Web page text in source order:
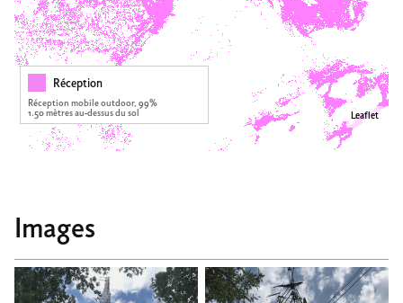
Leaflet
Réception
Réception mobile outdoor, 99%
1.50 mètres au-dessus du sol
Images